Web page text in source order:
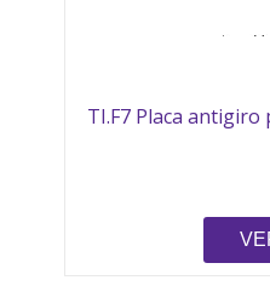
TI.F7 Placa